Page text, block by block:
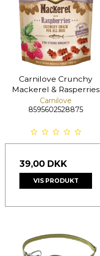
Carnilove Crunchy
Mackerel & Rasperries
Carnilove
8595602528875
39,00 DKK
VIS PRODUKT